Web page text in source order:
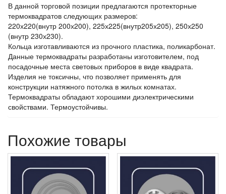
В данной торговой позиции предлагаются протекторные
термоквадратов следующих размеров:
220х220(внутр 200х200), 225х225(внутр205х205), 250х250
(внутр 230х230).
Кольца изготавливаются из прочного пластика, поликарбонат.
Данные термоквадраты разработаны изготовителем, под
посадочные места световых приборов в виде квадрата.
Изделия не токсичны, что позволяет применять для
конструкции натяжного потолка в жилых комнатах.
Термоквадраты обладают хорошими диэлектрическими
свойствами. Термоустойчивы.
Похожие товары